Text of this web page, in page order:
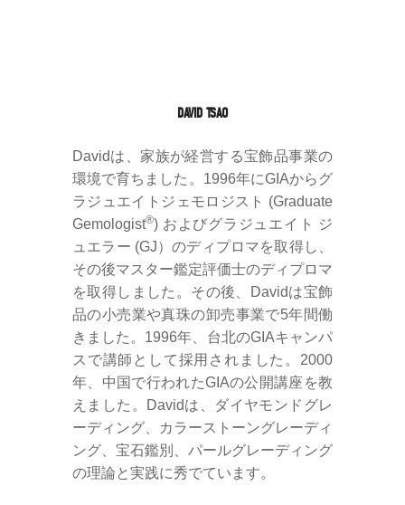
DAVID TSAO
Davidは、家族が経営する宝飾品事業の
環境で育ちました。1996年にGIAからグ
ラジュエイトジェモロジスト (Graduate
Gemologist®) およびグラジュエイト ジ
ュエラー (GJ）のディプロマを取得し、
その後マスター鑑定評価士のディプロマ
を取得しました。その後、Davidは宝飾
品の小売業や真珠の卸売事業で5年間働
きました。1996年、台北のGIAキャンパ
スで講師として採用されました。2000
年、中国で行われたGIAの公開講座を教
えました。Davidは、ダイヤモンドグレ
ーディング、カラーストーングレーディ
ング、宝石鑑別、パールグレーディング
の理論と実践に秀でています。